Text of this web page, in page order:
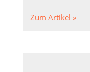
Zum Artikel »